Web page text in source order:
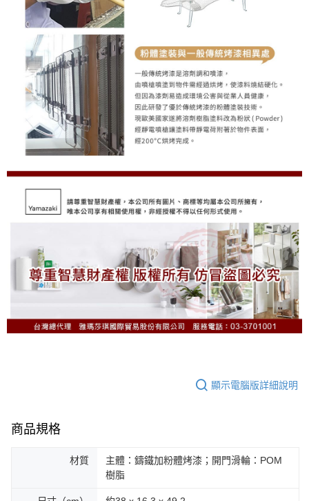
顯示電腦版詳細說明
商品規格
材質
主體：鑄鐵加粉體烤漆；開門滑輪：POM
樹脂